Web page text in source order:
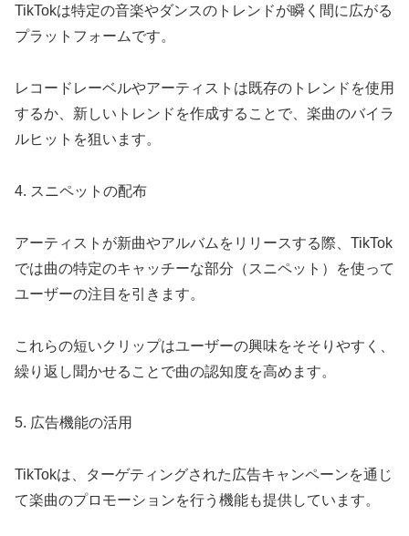
TikTokは特定の音楽やダンスのトレンドが瞬く間に広がる
プラットフォームです。
レコードレーベルやアーティストは既存のトレンドを使用
するか、新しいトレンドを作成することで、楽曲のバイラ
ルヒットを狙います。
4. スニペットの配布
アーティストが新曲やアルバムをリリースする際、TikTok
では曲の特定のキャッチーな部分（スニペット）を使って
ユーザーの注目を引きます。
これらの短いクリップはユーザーの興味をそそりやすく、
繰り返し聞かせることで曲の認知度を高めます。
5. 広告機能の活用
TikTokは、ターゲティングされた広告キャンペーンを通じ
て楽曲のプロモーションを行う機能も提供しています。